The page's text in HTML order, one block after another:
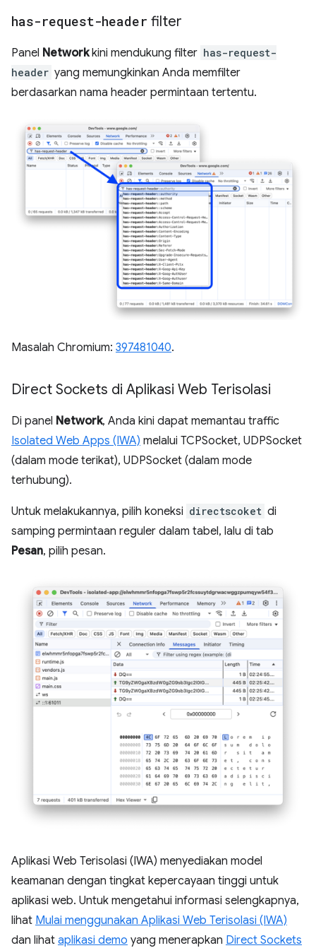
has-request-header filter
Panel Networkkini mendukung filter has-request-
header yang memungkinkan Anda memfilter
berdasarkan nama header permintaan tertentu.
Masalah Chromium: 397481040.
Direct Sockets di Aplikasi Web Terisolasi
Di panel Network, Anda kini dapat memantau traffic
Isolated Web Apps (IWA) melalui TCPSocket, UDPSocket
(dalam mode terikat), UDPSocket (dalam mode
terhubung).
Untuk melakukannya, pilih koneksi directscoket di
samping permintaan reguler dalam tabel, lalu di tab
Pesan, pilih pesan.
Aplikasi Web Terisolasi (IWA) menyediakan model
keamanan dengan tingkat kepercayaan tinggi untuk
aplikasi web. Untuk mengetahui informasi selengkapnya,
lihat Mulai menggunakan Aplikasi Web Terisolasi (IWA)
dan lihat aplikasi demo yang menerapkan Direct Sockets